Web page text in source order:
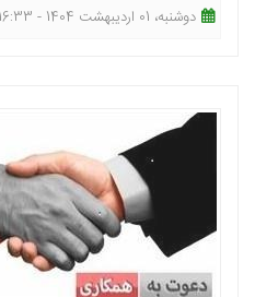
دوشنبه، 01 اردیبهشت 1404 - 16:33